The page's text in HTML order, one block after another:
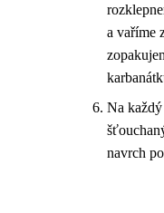
a vaříme
Na
navrch